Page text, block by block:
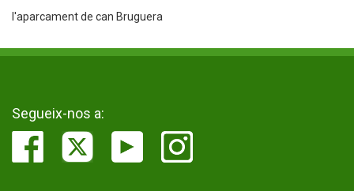
l'aparcament de can Bruguera
Segueix-nos a: